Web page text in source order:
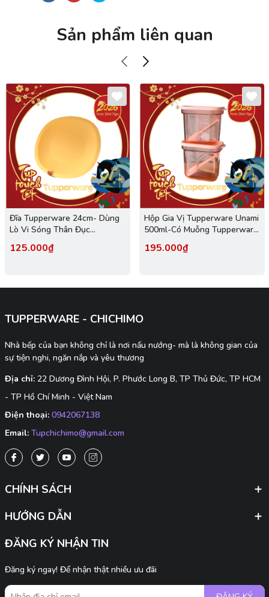
Sản phẩm liên quan
Đĩa Tupperware 24cm- Dùng
Lò Vi Sóng Thân Đục
Hãng
125.000₫
Hộp Gia Vị Tupperware Unami
500ml-Có Muỗng Tupperware
195.000₫
TUPPERWARE - CHICHIMO
Nhà bếp của bạn không chỉ là nơi nấu nướng- mà là không gian của
sự tiện nghi, ngăn nắp và yêu thương
Địa chỉ: 22 Dương Đình Hội, P. Phước Long B, TP Thủ Đức, TP HCM
- TP Hồ Chí Minh - Việt Nam
Điện thoại: 0942067138
Email: Tupchichimo@gmail.com
CHÍNH SÁCH
HƯỚNG DẪN
ĐĂNG KÝ NHẬN TIN
Đăng ký ngay! Để nhận thật nhiều ưu đãi